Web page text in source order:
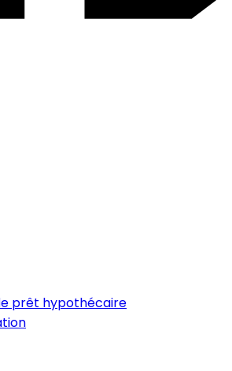
prêt hypothécaire